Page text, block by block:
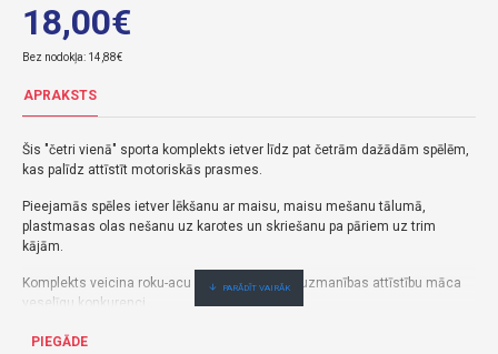
18,00€
Bez nodokļa: 14,88€
APRAKSTS
Šis "četri vienā" sporta komplekts ietver līdz pat četrām dažādām spēlēm,
kas palīdz attīstīt motoriskās prasmes.
Pieejamās spēles ietver lēkšanu ar maisu, maisu mešanu tālumā,
plastmasas olas nešanu uz karotes un skriešanu pa pāriem uz trim
kājām.
Komplekts veicina roku-acu koordinācijas un uzmanības attīstību māca
veselīgu konkurenci.
Tehniskie parametri:
PIEGĀDE